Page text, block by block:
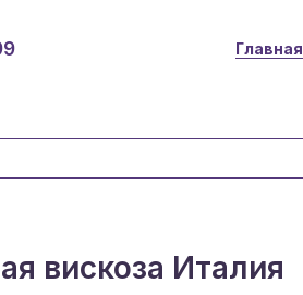
Главная
вискоза Италия